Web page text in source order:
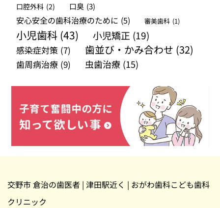
口腔外科 (2) 口臭 (3)
安心安全の歯科治療のために (5) 審美歯科 (1)
小児歯科 (43) 小児矯正 (19)
感染症対策 (7) 歯並び・かみ合わせ (32)
歯周病治療 (9) 虫歯治療 (15)
交野市 倉治の歯医者 | 津田駅近く | おがわ歯科こども歯科
クリニック